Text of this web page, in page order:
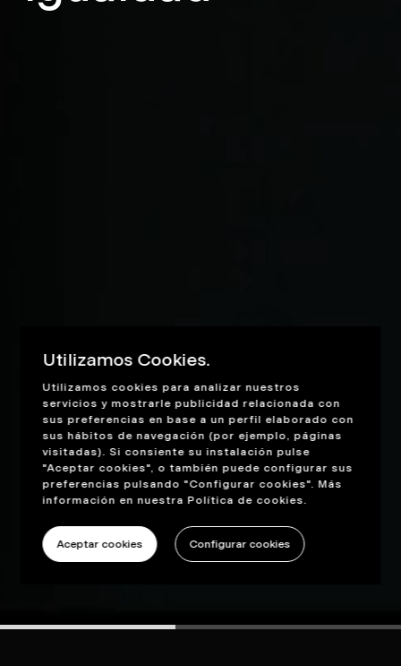
Utilizamos Cookies.
Utilizamos cookies para analizar nuestros
servicios y mostrarle publicidad relacionada con
sus preferencias en base a un perfil elaborado con
sus hábitos de navegación (por ejemplo, páginas
visitadas). Si consiente su instalación pulse
"Aceptar cookies", o también puede configurar sus
preferencias pulsando "Configurar cookies". Más
información en nuestraPolítica de cookies.
Aceptar cookies Configurar cookies